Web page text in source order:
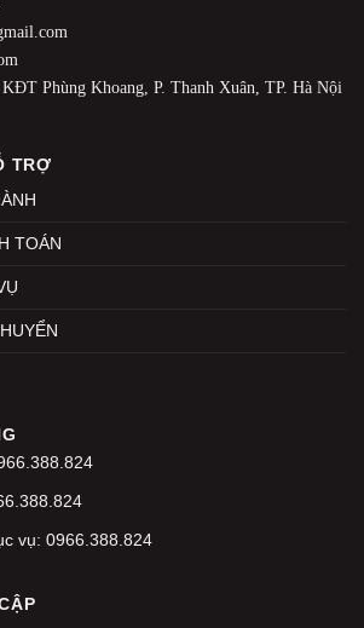
Phùng Khoang, P. Thanh Xuân, TP. Hà Nội
TRỢ
TOÁN
vụ: 0966.388.824